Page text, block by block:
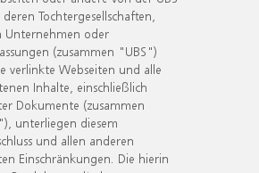
Tochtergesellschaften,
Unternehmen oder
(zusammen "UBS")
verlinkte Webseiten und alle
Inhalte, einschließlich
Dokumente (zusammen
unterliegen diesem
und allen anderen
Einschränkungen. Die hierin